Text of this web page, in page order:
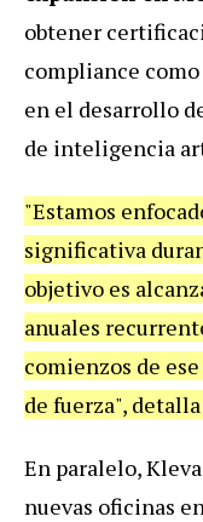
obtener
compliance
en el desarrollo
de inteligencia
"Estamos
significativa
objetivo es
anuales
comienzos de
de fuerza",
En paralelo,
nuevas oficinas